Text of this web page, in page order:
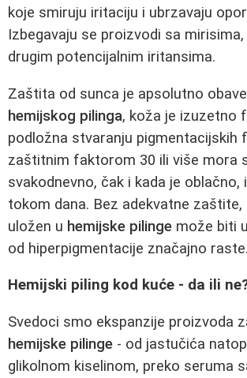
koje smiruju iritaciju i ubrzavaju
Izbegavaju se proizvodi sa
drugim potencijalnim iritansima.
Zaštita od sunca je apsolutno
hemijskog pilinga, koža je izuzetno
podložna stvaranju pigmentacijskih
zaštitnim faktorom 30 ili više mora
svakodnevno, čak i kada je oblačno,
tokom dana. Bez adekvatne zaštite,
uložen u hemijske pilinge može biti
od hiperpigmentacije značajno raste.
Hemijski piling kod kuće - da ili
Svedoci smo ekspanzije proizvoda
hemijske pilinge - od jastučića
glikolnom kiselinom, preko seruma